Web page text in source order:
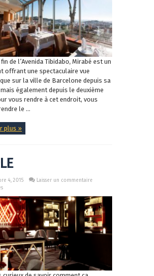
de l’Avenida Tibidabo, Mirabé est un
offrant une spectaculaire vue
sur la ville de Barcelone depuis sa
également depuis le deuxième
vous rendre à cet endroit, vous
le ...
plus »
4, 2015
Laisser un commentaire